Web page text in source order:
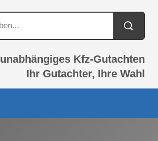
unabhängiges Kfz-Gutachten
Ihr Gutachter, Ihre Wahl